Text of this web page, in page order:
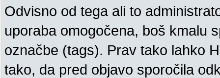
Odvisno od tega ali to
uporaba omogočena, boš kmalu
označbe (tags). Prav tako lahko
tako, da pred objavo sporočila